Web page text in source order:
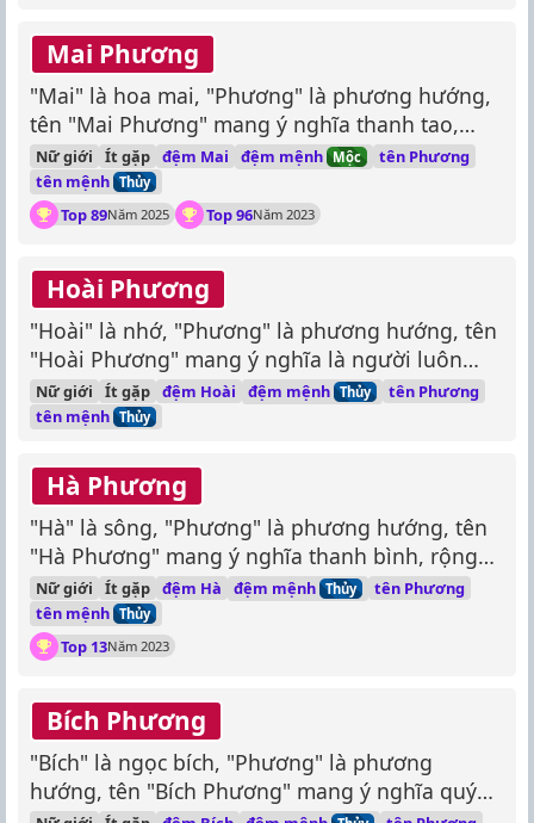
Mai Phương
"Mai" là hoa mai, "Phương" là phương hướng,
tên "Mai Phương" mang ý nghĩa thanh tao,
hướng về phía trước.
Nữ giới Ít gặp đệm Mai đệm mệnh Mộc
tên Phương
tên mệnh Thủy
Top 89Năm 2025 Top 96Năm 2023
Hoài Phương
"Hoài" là nhớ, "Phương" là phương hướng, tên
"Hoài Phương" mang ý nghĩa là người luôn
nhớ về quê hương, hướng về phía trước.
Nữ giới Ít gặp đệm Hoài đệm mệnh Thủy
tên Phương
tên mệnh Thủy
Hà Phương
"Hà" là sông, "Phương" là phương hướng, tên
"Hà Phương" mang ý nghĩa thanh bình, rộng
lớn như dòng sông.
Nữ giới Ít gặp đệm Hà đệm mệnh Thủy
tên Phương
tên mệnh Thủy
Top 13Năm 2023
Bích Phương
"Bích" là ngọc bích, "Phương" là phương
hướng, tên "Bích Phương" mang ý nghĩa quý